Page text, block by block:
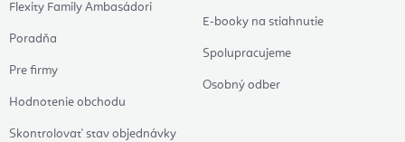
Flexity Family Ambasádori
Poradňa
Pre firmy
Hodnotenie obchodu
Skontrolovať stav objednávky
E-booky na stiahnutie
Spolupracujeme
Osobný odber